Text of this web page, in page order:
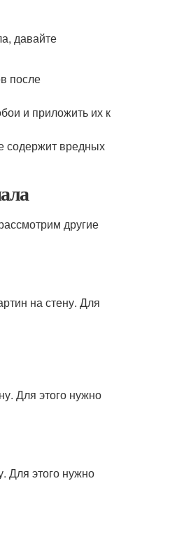
давайте
после
и приложить их к
содержит вредных
другие
на стену. Для
Для этого нужно
Для этого нужно